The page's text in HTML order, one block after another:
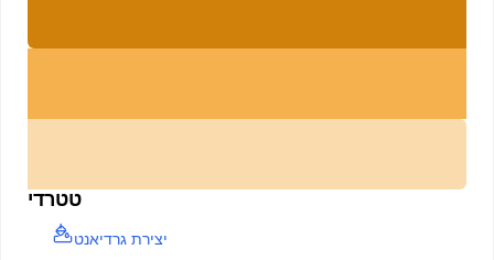
טטרדי
יצירת גרדיאנט